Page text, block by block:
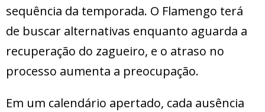
sequência da temporada. O Flamengo terá
de buscar alternativas enquanto aguarda a
recuperação do zagueiro, e o atraso no
processo aumenta a preocupação.
Em um calendário apertado, cada ausência